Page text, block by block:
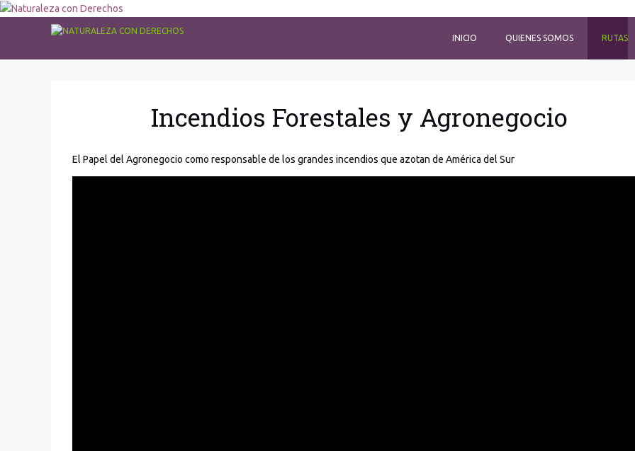
INICIO QUIENES SOMOS RUTAS
Incendios Forestales y Agronegocio
El Papel del Agronegocio como responsable de los grandes incendios que azotan de América del Sur